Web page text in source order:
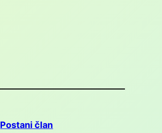
Postani član